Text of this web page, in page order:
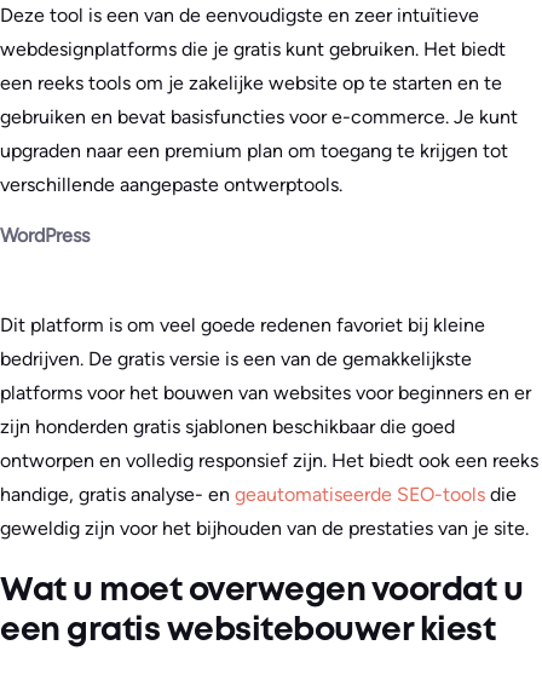
Deze tool is een van de eenvoudigste en zeer intuïtieve
webdesignplatforms die je gratis kunt gebruiken. Het biedt
een reeks tools om je zakelijke website op te starten en te
gebruiken en bevat basisfuncties voor e-commerce. Je kunt
upgraden naar een premium plan om toegang te krijgen tot
verschillende aangepaste ontwerptools.
WordPress
Dit platform is om veel goede redenen favoriet bij kleine
bedrijven. De gratis versie is een van de gemakkelijkste
platforms voor het bouwen van websites voor beginners en er
zijn honderden gratis sjablonen beschikbaar die goed
ontworpen en volledig responsief zijn. Het biedt ook een reeks
handige, gratis analyse- en geautomatiseerde SEO-tools die
geweldig zijn voor het bijhouden van de prestaties van je site.
Wat u moet overwegen voordat u
een gratis websitebouwer kiest